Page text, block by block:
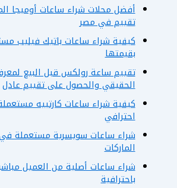
أفضل محلات شراء ساعات أوميجا
تقييم في مصر
كيفية شراء ساعات باتيك فيليب
بقيمتها
تقييم ساعة رولكس قبل البيع
الحقيقي والحصول على تقييم عادل
كيفية شراء ساعات كارتييه
احترافي
شراء ساعات سويسرية مستعملة
الماركات
شراء ساعات أصلية من العميل
باحترافية